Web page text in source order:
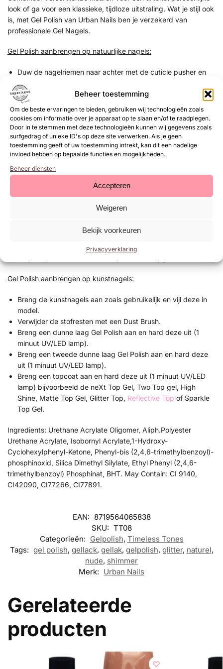
Beheer toestemming
Om de beste ervaringen te bieden, gebruiken wij technologieën zoals
cookies om informatie over je apparaat op te slaan en/of te raadplegen.
Door in te stemmen met deze technologieën kunnen wij gegevens zoals
surfgedrag of unieke ID's op deze site verwerken. Als je geen
toestemming geeft of uw toestemming intrekt, kan dit een nadelige
invloed hebben op bepaalde functies en mogelijkheden.
Beheer diensten
Accepteren
Weigeren
Bekijk voorkeuren
Privacyverklaring
look of ga voor een klassieke, tijdloze uitstraling. Wat je stijl ook
is, met Gel Polish van Urban Nails ben je verzekerd van
professionele Gel Nagels.
Gel Polish aanbrengen op natuurlijke nagels:
Duw de nagelriemen naar achter met de cuticle pusher en
verwijder de overgebleven dode huidcellen van de
nagelplaat met de cuticle clean flame bit.
Verwijder de glans van de natuurlijke nagels met een buffer
of zachte 180 grit vijl.
Dehydrateer de natuurlijke nagels met Magic Prep.
Breng de Ultrabond (primer) aan.
Breng een dunne laag base coat aan en hard deze uit (30
sec UV/LED lamp) bijvoorbeeld Rubber Base, Structure Gel,
Superbond Base of de Base & Top.
Optioneel kun je een kleine bolling bouwen met Rubber Base
of Structure Gel en deze uitharden (1 minuut UV/LED lamp).
Breng een dunne laag Gel Polish aan en hard deze uit (1
uit (1 minuut UV/LED lamp).
Breng een topcoat aan en hard deze uit (1 minuut UV/LED
Gel Polish aanbrengen op kunstnagels:
Breng de kunstnagels aan zoals gebruikelijk en vijl deze in
model.
Verwijder de stofresten met een Dust Brush.
Breng een dunne laag Gel Polish aan en hard deze uit (1
minuut UV/LED lamp).
Breng een tweede dunne laag Gel Polish aan en hard deze
uit (1 minuut UV/LED lamp).
Breng een topcoat aan en hard deze uit (1 minuut UV/LED
lamp) bijvoorbeeld de neXt Top Gel, Two Top gel, High
Shine, Matte Top Gel, Glitter Top, Reflective Top of Sparkle
Top Gel.
Ingredients: Urethane Acrylate Oligomer, Aliph.Polyester
Urethane Acrylate, Isobornyl Acrylate,1-Hydroxy-
Cyclohexylphenyl-Ketone, Phenyl-bis (2,4,6-trimethylbenzoyl)-
phosphinoxid, Silica Dimethyl Silylate, Ethyl Phenyl (2,4,6-
trimethylbenzoyl) Phosphinat, BHT. May Contain: CI 9140,
CI42090, CI77266, CI77891.
EAN: 8719564065838
SKU: TT08
Categorieën: Gelpolish, Timeless Tones
Tags: gel polish, gellack, gellak, gelpolish, glitter, naturel,
nude, shimmer
Merk: Urban Nails
Gerelateerde
producten